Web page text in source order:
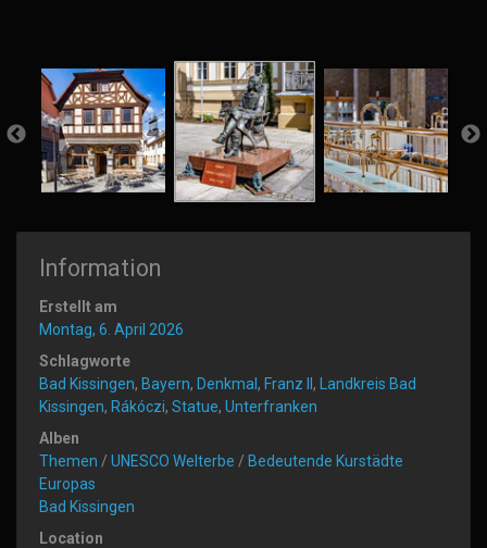
Information
Erstellt am
Montag, 6. April 2026
Schlagworte
Bad Kissingen, Bayern, Denkmal , Franz II ,
Landkreis Bad
Kissingen, Rákóczi, Statue, Unterfranken
Alben
Themen / UNESCO Welterbe / Bedeutende Kurstädte
Europas
Bad Kissingen
Location